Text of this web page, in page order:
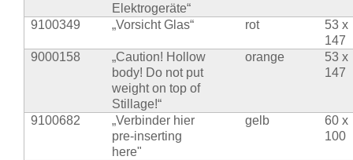
Elektrogeräte“
9100349 „Vorsicht Glas“ rot
53 x
147
9000158
„Caution! Hollow
body! Do not put
weight on top of
Stillage!“
orange
53 x
147
9100682
„Verbinder hier
pre-inserting
here"
gelb
60 x
100